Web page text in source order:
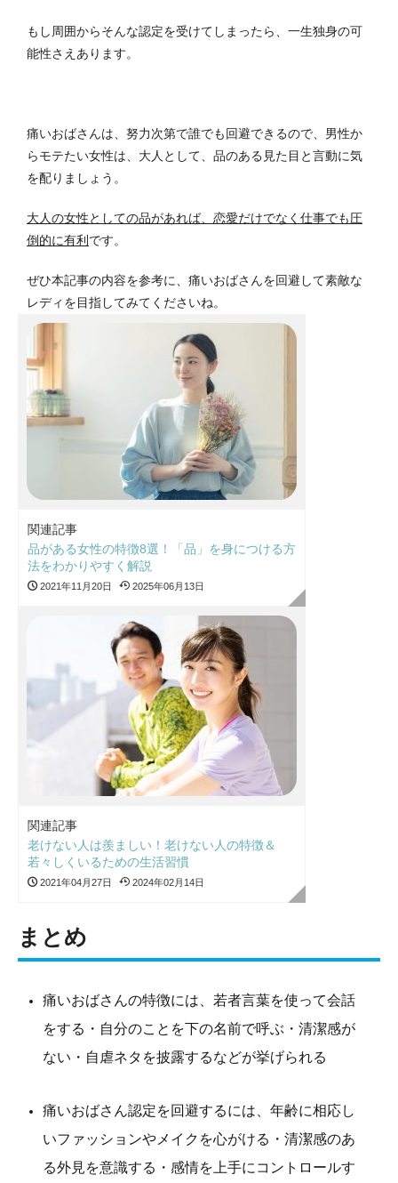
もし周囲からそんな認定を受けてしまったら、一生独身の可
能性さえあります。
痛いおばさんは、努力次第で誰でも回避できるので、男性か
らモテたい女性は、大人として、品のある見た目と言動に気
を配りましょう。
大人の女性としての品があれば、恋愛だけでなく仕事でも圧
倒的に有利 です。
ぜひ本記事の内容を参考に、痛いおばさんを回避して素敵な
レディを目指してみてくださいね。
関連記事
品がある女性の特徴8選！「品」を身につける方
法をわかりやすく解説
2021年11月20日 2025年06月13日
関連記事
老けない人は羨ましい！老けない人の特徴＆
若々しくいるための生活習慣
2021年04月27日 2024年02月14日
まとめ
痛いおばさんの特徴には、若者言葉を使って会話
をする・自分のことを下の名前で呼ぶ・清潔感が
ない・自虐ネタを披露するなどが挙げられる
痛いおばさん認定を回避するには、年齢に相応し
いファッションやメイクを心がける・清潔感のあ
る外見を意識する・感情を上手にコントロールす